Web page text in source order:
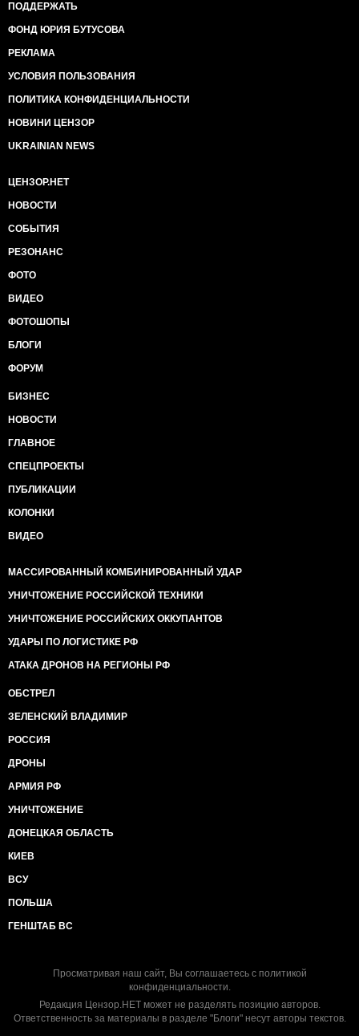
ПОДДЕРЖАТЬ
ФОНД ЮРИЯ БУТУСОВА
РЕКЛАМА
УСЛОВИЯ ПОЛЬЗОВАНИЯ
ПОЛИТИКА КОНФИДЕНЦИАЛЬНОСТИ
НОВИНИ ЦЕНЗОР
UKRAINIAN NEWS
ЦЕНЗОР.НЕТ
НОВОСТИ
СОБЫТИЯ
РЕЗОНАНС
ФОТО
ВИДЕО
ФОТОШОПЫ
БЛОГИ
ФОРУМ
БИЗНЕС
НОВОСТИ
ГЛАВНОЕ
СПЕЦПРОЕКТЫ
ПУБЛИКАЦИИ
КОЛОНКИ
ВИДЕО
МАССИРОВАННЫЙ КОМБИНИРОВАННЫЙ УДАР
УНИЧТОЖЕНИЕ РОССИЙСКОЙ ТЕХНИКИ
УНИЧТОЖЕНИЕ РОССИЙСКИХ ОККУПАНТОВ
УДАРЫ ПО ЛОГИСТИКЕ РФ
АТАКА ДРОНОВ НА РЕГИОНЫ РФ
ОБСТРЕЛ
ЗЕЛЕНСКИЙ ВЛАДИМИР
РОССИЯ
ДРОНЫ
АРМИЯ РФ
УНИЧТОЖЕНИЕ
ДОНЕЦКАЯ ОБЛАСТЬ
КИЕВ
ВСУ
ПОЛЬША
ГЕНШТАБ ВС
Просматривая наш сайт, Вы соглашаетесь с политикой
конфиденциальности.
Редакция Цензор.НЕТ может не разделять позицию авторов.
Ответственность за материалы в разделе "Блоги" несут авторы текстов.